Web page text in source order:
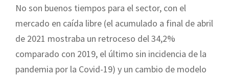
No son buenos tiempos para el sector, con el
mercado en caída libre (el acumulado a final de abril
de 2021 mostraba un retroceso del 34,2%
comparado con 2019, el último sin incidencia de la
pandemia por la Covid-19) y un cambio de modelo